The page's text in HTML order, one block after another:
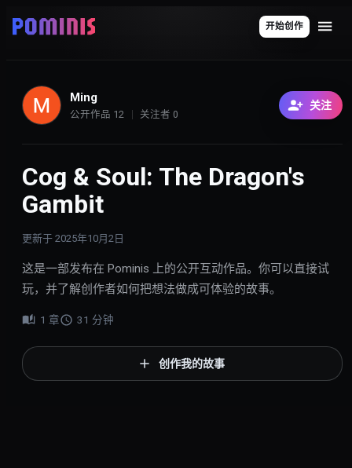
开始创作
Ming
公开作品 12 关注者 0
关注
Cog & Soul: The Dragon's
Gambit
更新于 2025年10月2日
这是一部发布在 Pominis 上的公开互动作品。你可以直接试
玩，并了解创作者如何把想法做成可体验的故事。
1 章 31 分钟
创作我的故事